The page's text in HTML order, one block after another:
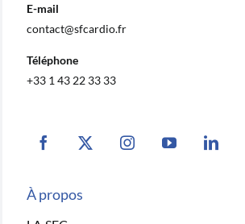
E-mail
contact@sfcardio.fr
Téléphone
+33 1 43 22 33 33
À propos